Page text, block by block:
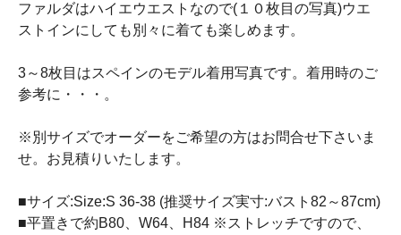
ファルダはハイエウエストなので(１０枚目の写真)ウエ
ストインにしても別々に着ても楽しめます。
3～8枚目はスペインのモデル着用写真です。着用時のご
参考に・・・。
※別サイズでオーダーをご希望の方はお問合せ下さいま
せ。お見積りいたします。
■サイズ:Size:S 36-38 (推奨サイズ実寸:バスト82～87cm)
■平置きで約B80、W64、H84 ※ストレッチですので、